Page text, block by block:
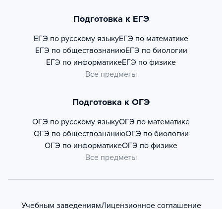
Подготовка к ЕГЭ
ЕГЭ по русскому языкуЕГЭ по математике
ЕГЭ по обществознаниюЕГЭ по биологии
ЕГЭ по информатикеЕГЭ по физике
Все предметы
Подготовка к ОГЭ
ОГЭ по русскому языкуОГЭ по математике
ОГЭ по обществознаниюОГЭ по биологии
ОГЭ по информатикеОГЭ по физике
Все предметы
Учебным заведениямЛицензионное соглашение